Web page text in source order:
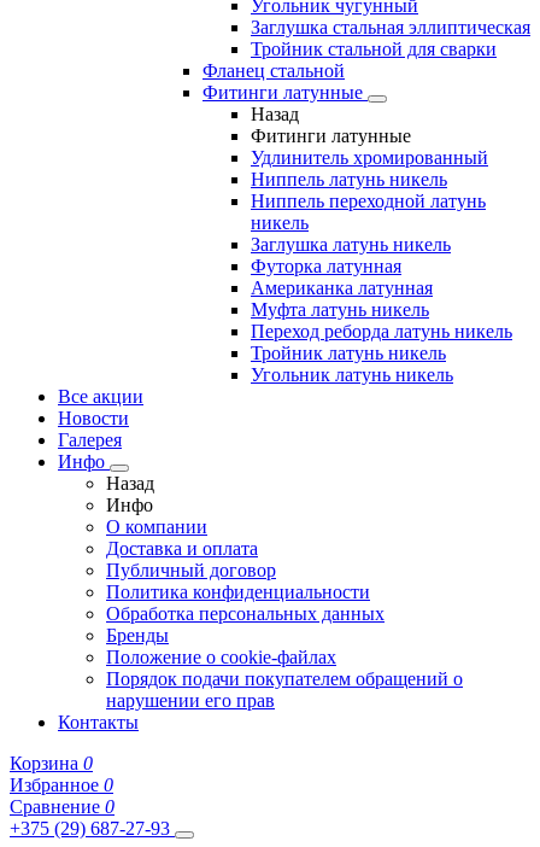
Угольник чугунный
Заглушка стальная эллиптическая
Тройник стальной для сварки
Фланец стальной
Фитинги латунные
Назад
Фитинги латунные
Удлинитель хромированный
Ниппель латунь никель
Ниппель переходной латунь
никель
Заглушка латунь никель
Футорка латунная
Американка латунная
Муфта латунь никель
Переход реборда латунь никель
Тройник латунь никель
Угольник латунь никель
Все акции
Новости
Галерея
Инфо
Назад
Инфо
О компании
Доставка и оплата
Публичный договор
Политика конфиденциальности
Обработка персональных данных
Бренды
Положение о cookie-файлах
Порядок подачи покупателем обращений о
нарушении его прав
Контакты
Корзина 0
Избранное 0
Сравнение 0
+375 (29) 687-27-93